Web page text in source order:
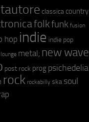
classica country
folkfunk fusion
hop indie indie pop
lounge metal; new wave
post rock prog psichedelia
rock rockabilly ska soul